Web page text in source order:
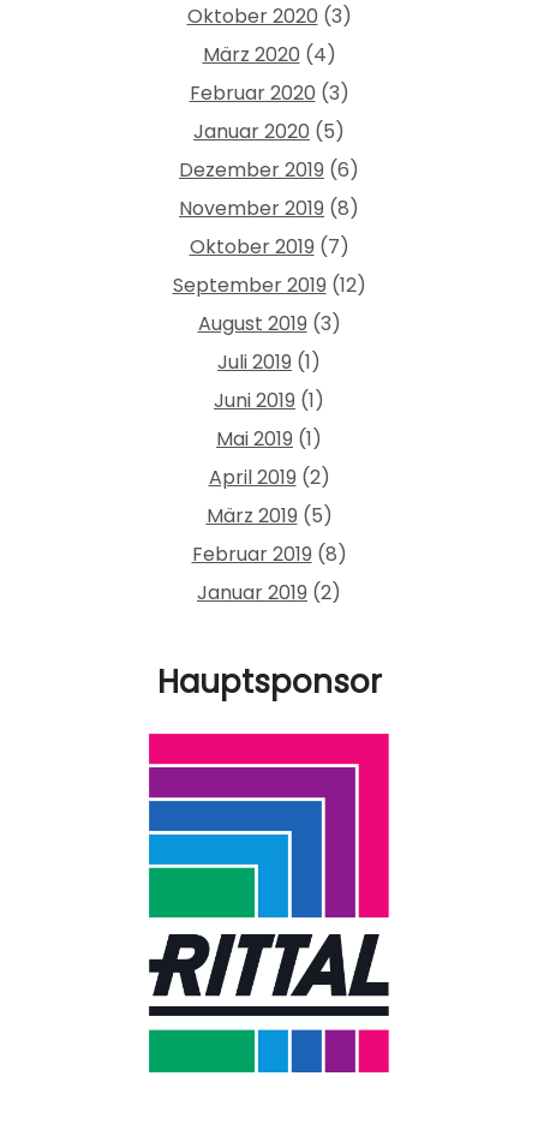
Oktober 2020 (3)
März 2020 (4)
Februar 2020 (3)
Januar 2020 (5)
Dezember 2019 (6)
November 2019 (8)
Oktober 2019 (7)
September 2019 (12)
August 2019 (3)
Juli 2019 (1)
Juni 2019 (1)
Mai 2019 (1)
April 2019 (2)
März 2019 (5)
Februar 2019 (8)
Januar 2019 (2)
Hauptsponsor